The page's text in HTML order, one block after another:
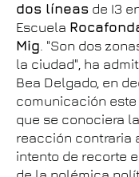
dos líneas de I3
Escuela
Mig. "Son dos
la ciudad", ha
Bea Delgado, en
comunicación este
que se conociera
reacción contraria
intento de recorte